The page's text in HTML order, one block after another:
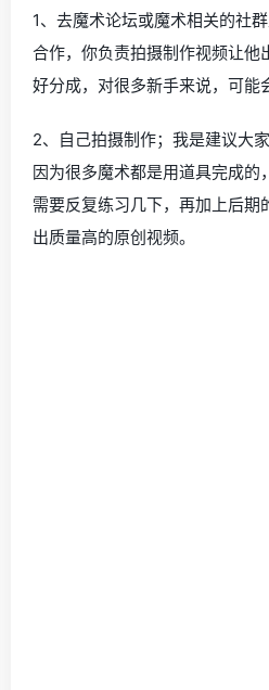
1、去魔术论坛或魔术相关的社
合作，你负责拍摄制作视频让他
好分成，对很多新手来说，可能
2、自己拍摄制作；我是建议大
因为很多魔术都是用道具完成的
需要反复练习几下，再加上后期
出质量高的原创视频。